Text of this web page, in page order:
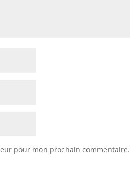
pour mon prochain commentaire.